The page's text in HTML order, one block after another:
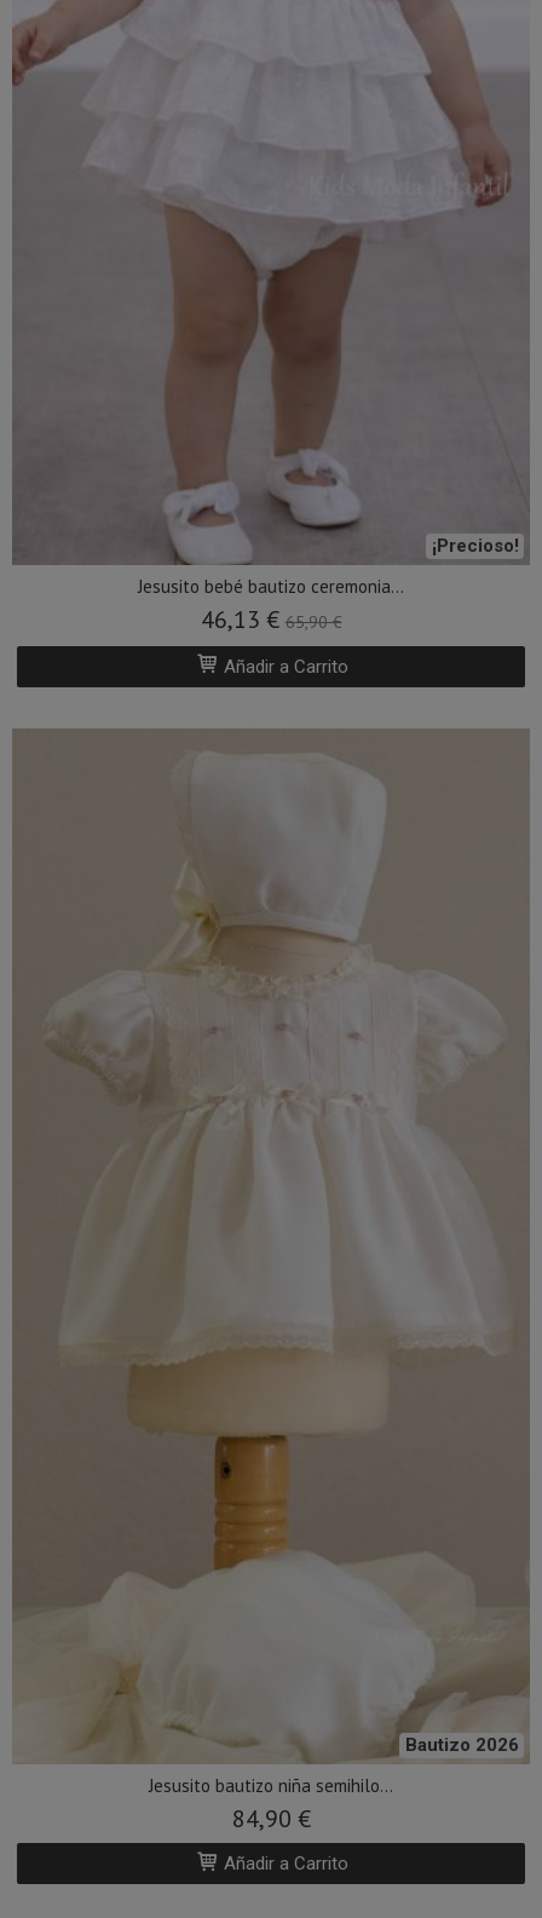
¡Precioso!
Jesusito bebé bautizo ceremonia...
46,13 €65,90 €
Añadir a Carrito
Bautizo 2026
Jesusito bautizo niña semihilo...
84,90 €
Añadir a Carrito